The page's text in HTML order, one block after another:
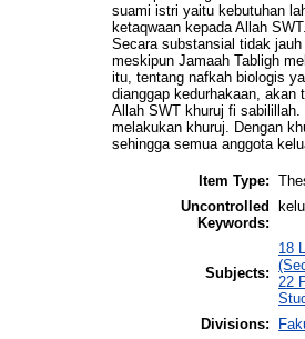
suami istri yaitu kebutuhan
ketaqwaan kepada Allah
Secara substansial tidak
meskipun Jamaah Tabligh
itu, tentang nafkah biologis
dianggap kedurhakaan, akan
Allah SWT khuruj fi sabilillah.
melakukan khuruj. Dengan
sehingga semua anggota
Item Type:
Uncontrolled
Keywords:
Subjects:
18
22
Divisions: